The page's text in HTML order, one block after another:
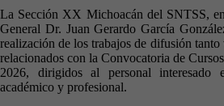
La Sección XX Michoacán del SNTSS,
General Dr. Juan Gerardo García
realización de los trabajos de difusión
relacionados con la Convocatoria de
2026, dirigidos al personal interesado
académico y profesional.